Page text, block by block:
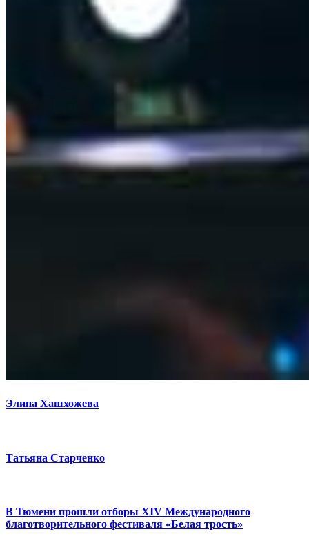
Элина Хашхожева
Татьяна Старченко
В Тюмени прошли отборы XIV Международного
благотворительного фестиваля «Белая трость»